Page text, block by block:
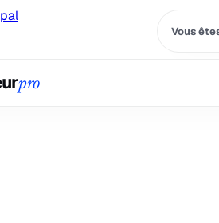
Vous
pro